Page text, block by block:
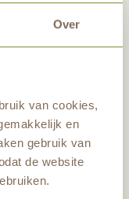
Over
van cookies,
en
gebruik van
de website
heeft ieder
je voorlopig
En
is de
te horen,